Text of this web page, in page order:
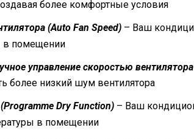
более комфортные условия
(Auto Fan Speed) – Ваш
в помещении
управление скоростью
более низкий шум вентилятора
Dry Function) – Ваш
в помещении